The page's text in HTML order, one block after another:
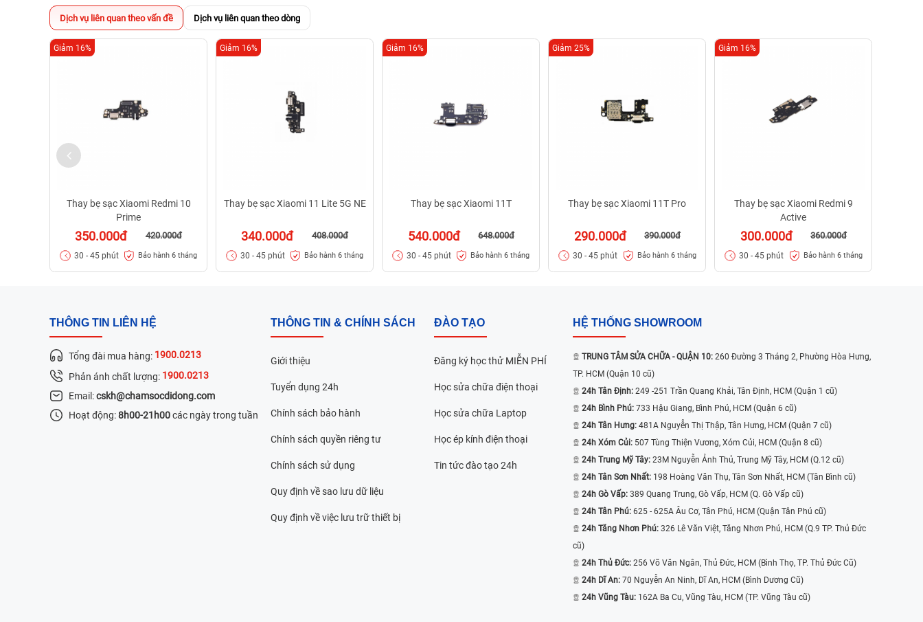
Dịch vụ liên quan theo vấn đề Dịch vụ liên quan theo dòng
Thay bẹ sạc Xiaomi Redmi 10
Prime
350.000đ 420.000đ
Giảm 16%
30 - 45 phút Bảo hành 6 tháng
Thay bẹ sạc Xiaomi 11 Lite 5G NE
340.000đ 408.000đ
Giảm 16%
30 - 45 phút Bảo hành 6 tháng
Thay bẹ sạc Xiaomi 11T
540.000đ 648.000đ
Giảm 16%
30 - 45 phút Bảo hành 6 tháng
Thay bẹ sạc Xiaomi 11T Pro
290.000đ 390.000đ
Giảm 25%
30 - 45 phút Bảo hành 6 tháng
Thay bẹ sạc Xiaomi Redmi 9
Active
300.000đ 360.000đ
Giảm 16%
30 - 45 phút Bảo hành 6 tháng
THÔNG TIN LIÊN HỆ
Tổng đài mua hàng: 1900.0213
Phản ánh chất lượng: 1900.0213
Email:cskh@chamsocdidong.com
Hoạt động:8h00-21h00các ngày trong tuần
THÔNG TIN & CHÍNH SÁCH
Giới thiệu
Tuyển dụng 24h
Chính sách bảo hành
Chính sách quyền riêng tư
Chính sách sử dụng
Quy định về sao lưu dữ liệu
Quy định về việc lưu trữ thiết bị
ĐÀO TẠO
Đăng ký học thử MIỄN PHÍ
Học sửa chữa điện thoại
Học sửa chữa Laptop
Học ép kính điện thoại
Tin tức đào tạo 24h
HỆ THỐNG SHOWROOM
TRUNG TÂM SỬA CHỮA - QUẬN 10: 260 Đường 3 Tháng 2, Phường Hòa Hưng,
TP. HCM (Quận 10 cũ)
24h Tân Định: 249 -251 Trần Quang Khải, Tân Định, HCM (Quận 1 cũ)
24h Bình Phú: 733 Hậu Giang, Bình Phú, HCM (Quận 6 cũ)
24h Tân Hưng: 481A Nguyễn Thị Thập, Tân Hưng, HCM (Quận 7 cũ)
24h Xóm Củi: 507 Tùng Thiện Vương, Xóm Củi, HCM (Quận 8 cũ)
24h Trung Mỹ Tây: 23M Nguyễn Ảnh Thủ, Trung Mỹ Tây, HCM (Q.12 cũ)
24h Tân Sơn Nhất: 198 Hoàng Văn Thụ, Tân Sơn Nhất, HCM (Tân Bình cũ)
24h Gò Vấp: 389 Quang Trung, Gò Vấp, HCM (Q. Gò Vấp cũ)
24h Tân Phú: 625 - 625A Âu Cơ, Tân Phú, HCM (Quận Tân Phú cũ)
24h Tăng Nhơn Phú: 326 Lê Văn Việt, Tăng Nhơn Phú, HCM (Q.9 TP. Thủ Đức
cũ)
24h Thủ Đức: 256 Võ Văn Ngân, Thủ Đức, HCM (Bình Thọ, TP. Thủ Đức Cũ)
24h Dĩ An: 70 Nguyễn An Ninh, Dĩ An, HCM (Bình Dương Cũ)
24h Vũng Tàu: 162A Ba Cu, Vũng Tàu, HCM (TP. Vũng Tàu cũ)